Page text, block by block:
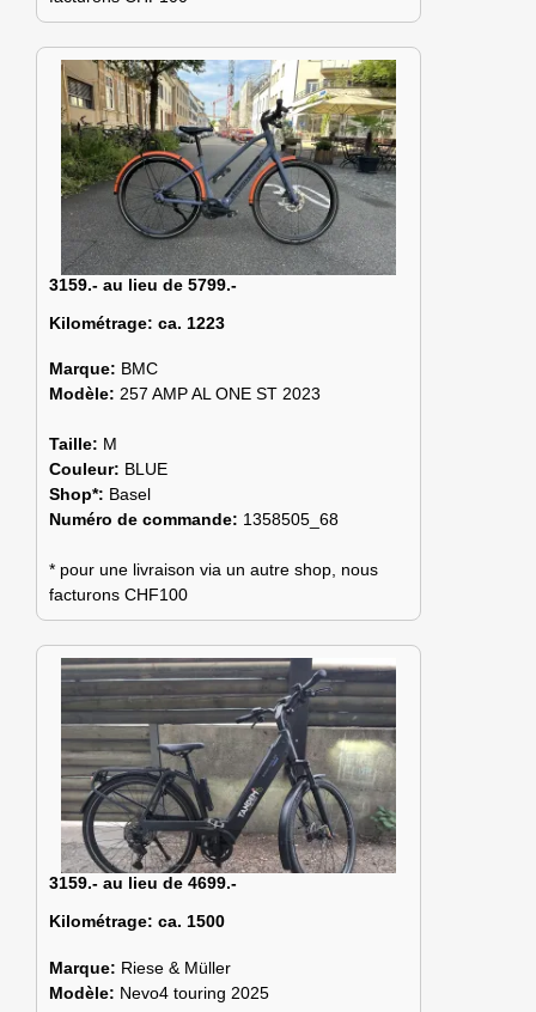
3159.- au lieu de 5799.-
Kilométrage: ca. 1223
Marque: BMC
Modèle: 257 AMP AL ONE ST 2023
Taille: M
Couleur: BLUE
Shop*: Basel
Numéro de commande: 1358505_68
* pour une livraison via un autre shop, nous
facturons CHF100
3159.- au lieu de 4699.-
Kilométrage: ca. 1500
Marque: Riese & Müller
Modèle: Nevo4 touring 2025